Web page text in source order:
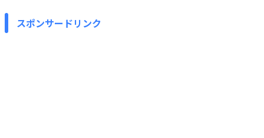
スポンサードリンク